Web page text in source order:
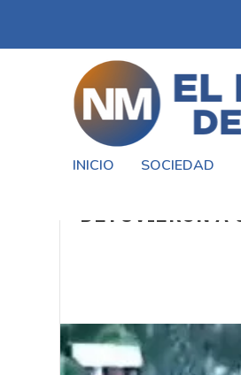
INICIO SOCIEDAD
DETUVIERON A